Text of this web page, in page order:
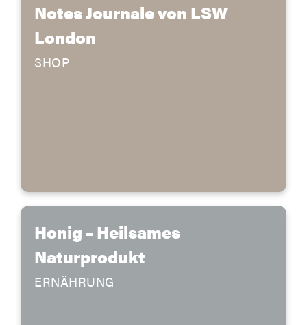
Notes Journale von LSW
London
SHOP
Honig – Heilsames
Naturprodukt
ERNÄHRUNG